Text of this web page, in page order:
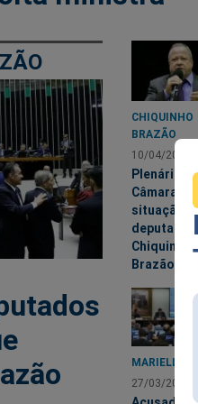
CHIQUINHO
BRAZÃO
10/04/2024
Plenário
Câmara
situação
deputado
Chiquinho
Brazão
MARIELLE
27/03/2024